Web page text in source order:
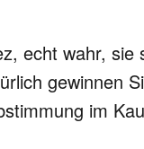
echt wahr,
gewinnen
im